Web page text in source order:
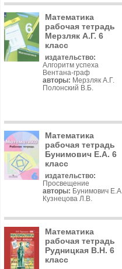
Математика
рабочая тетрадь
Мерзляк А.Г. 6
класс
издательство:
Алгоритм успеха
Вентана-граф
авторы: Мерзляк А.Г.
Полонский В.Б.
Математика
рабочая тетрадь
Бунимович Е.А. 6
класс
издательство:
Просвещение
авторы: Бунимович Е.А.
Кузнецова Л.В.
Математика
рабочая тетрадь
Рудницкая В.Н. 6
класс